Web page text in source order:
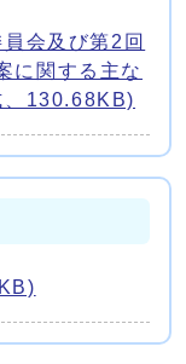
会及び第2回
に関する主な
、130.68KB)